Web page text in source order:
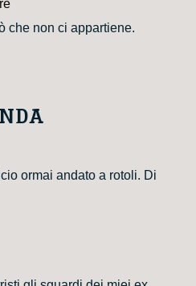
che non ci appartiene.
ormai andato a rotoli. Di